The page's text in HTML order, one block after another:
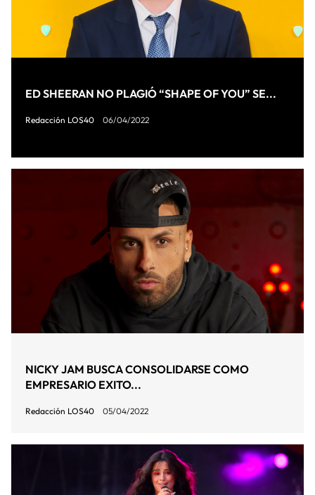
ED SHEERAN NO PLAGIÓ “SHAPE OF YOU” SE...
Redacción LOS40 06/04/2022
NICKY JAM BUSCA CONSOLIDARSE COMO
EMPRESARIO EXITO...
Redacción LOS40 05/04/2022